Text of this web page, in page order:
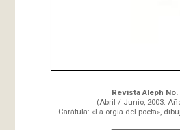
Revista Aleph No.
(Abril / Junio, 2003.
Carátula: «La orgía del poeta»,